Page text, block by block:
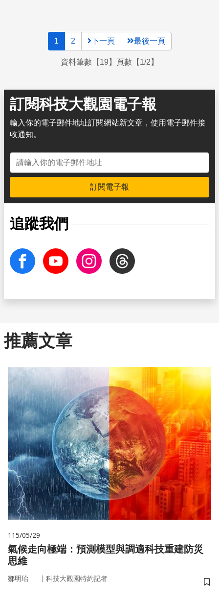
1 2 下一頁 最後一頁
資料筆數【19】頁數【1/2】
訂閱科技大觀園電子報
輸入你的電子郵件地址訂閱網站新文章，使用電子郵件接
收通知。
電子郵件地址
訂閱電子報
追蹤我們
facebook Youtube InstagramThreads
推薦文章
115/05/29
氣候走向極端：預測模型與調適科技重建防災
思維
鄒明珆 ｜ 科技大觀園特約記者
儲